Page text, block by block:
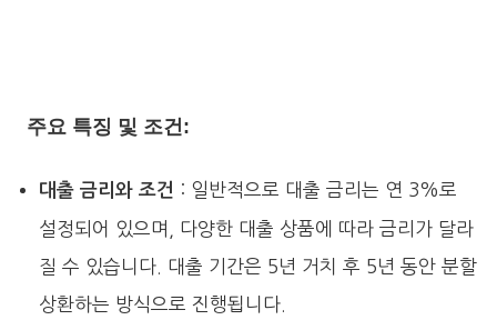
주요 특징 및 조건:
대출 금리와 조건 : 일반적으로 대출 금리는 연 3%로
설정되어 있으며, 다양한 대출 상품에 따라 금리가 달라
질 수 있습니다. 대출 기간은 5년 거치 후 5년 동안 분할
상환하는 방식으로 진행됩니다.